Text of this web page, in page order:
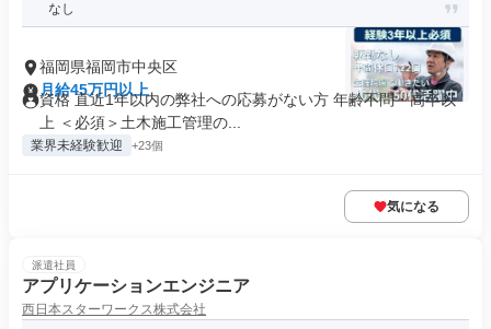
なし
福岡県福岡市中央区
月給45万円以上
資格 直近1年以内の弊社への応募がない方 年齢不問・高卒以
上 ＜必須＞土木施工管理の...
業界未経験歓迎 +23個
気になる
派遣社員
アプリケーションエンジニア
西日本スターワークス株式会社